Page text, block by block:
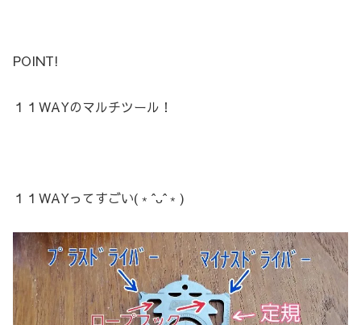
POINT!
１１WAYのマルチツール！
１１WAYってすごい(﹡ˆᴗˆ﹡)